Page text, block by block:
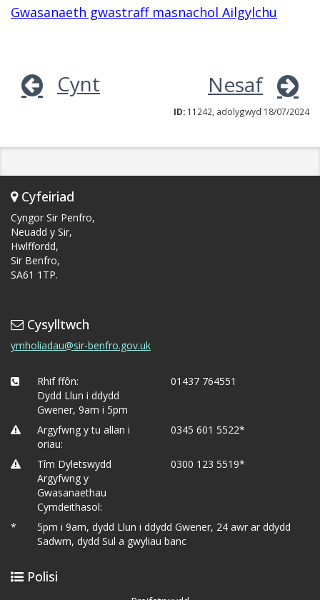
Gwasanaeth gwastraff masnachol Ailgylchu
Cynt Nesaf
ID: 11242, adolygwyd 18/07/2024
Cyfeiriad
Cyngor Sir Penfro,
Neuadd y Sir,
Hwlffordd,
Sir Benfro,
SA61 1TP.
Cysylltwch
ymholiadau@sir-benfro.gov.uk
Rhif ffôn:
Dydd Llun i ddydd
Gwener, 9am i 5pm
01437 764551
Argyfwng y tu allan i
oriau:
0345 601 5522*
Tîm Dyletswydd
Argyfwng y
Gwasanaethau
Cymdeithasol:
0300 123 5519*
*
5pm i 9am, dydd Llun i ddydd Gwener, 24 awr ar ddydd
Sadwrn, dydd Sul a gwyliau banc
Polisi